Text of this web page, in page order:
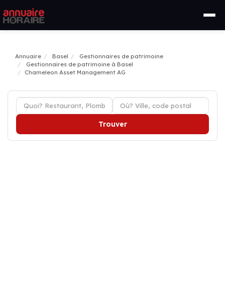
Annuaire Basel
Gestionnaires de patrimoine
Gestionnaires de patrimoine à Basel
Chameleon Asset Management AG
Trouver